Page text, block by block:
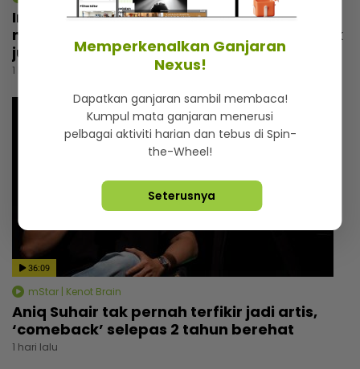
Irfan Zaini sibuk penggambaran di India,
mak sampai nak buat ‘appointment’ untuk
jumpa
1 hari lalu
36:09
mStar | Kenot Brain
Aniq Suhair tak pernah terfikir jadi artis,
‘comeback’ selepas 2 tahun berehat
1 hari lalu
Memperkenalkan Ganjaran
Nexus!
Dapatkan ganjaran sambil membaca!
Kumpul mata ganjaran menerusi
pelbagai aktiviti harian dan tebus di Spin-
the-Wheel!
Seterusnya